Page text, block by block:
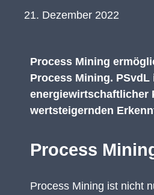
21. Dezember 2022
Process Mining
Process Mining.
energiewirtschaftlicher
wertsteigernden
Process
Process Mining ist nicht